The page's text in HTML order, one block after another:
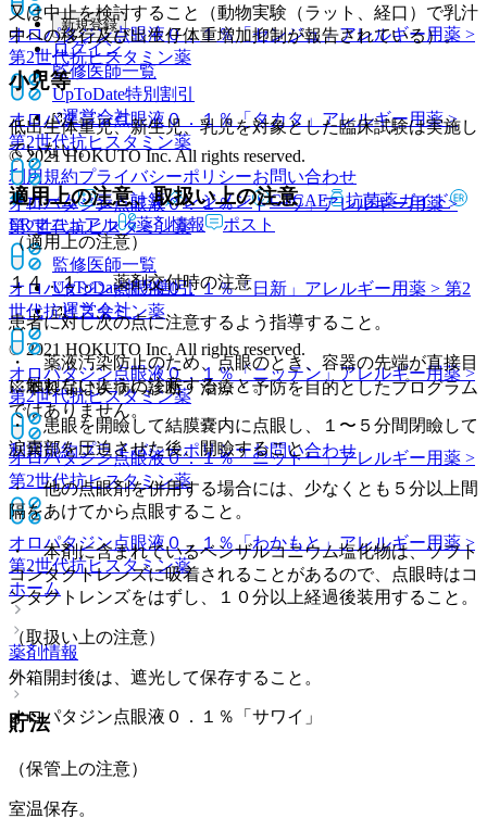
オロパタジン点眼液０．１％「センジュ」アレルギー用薬 >
第2世代抗ヒスタミン薬
オロパタジン点眼液０．１％「タカタ」 アレルギー用薬 >
第2世代抗ヒスタミン薬
オロパタジン点眼液０．１％「トーワ」アレルギー用薬 >
第2世代抗ヒスタミン薬
オロパタジン点眼液０．１％「日新」 アレルギー用薬 > 第2
世代抗ヒスタミン薬
オロパタジン点眼液０．１％「ニッテン」 アレルギー用薬 >
第2世代抗ヒスタミン薬
オロパタジン点眼液０．１％「ニットー」アレルギー用薬 >
第2世代抗ヒスタミン薬
オロパタジン点眼液０．１％「わかもと」 アレルギー用薬 >
第2世代抗ヒスタミン薬
ホーム
薬剤情報
オロパタジン点眼液０．１％「サワイ」
又は中止を検討すること（動物実験（ラット、経口）で乳汁
中への移行及び出生仔体重増加抑制が報告されている）。
小児等
低出生体重児、新生児、乳児を対象とした臨床試験は実施し
ていない。
適用上の注意、取扱い上の注意
（適用上の注意）
１４．１． 薬剤交付時の注意
患者に対し次の点に注意するよう指導すること。
・ 薬液汚染防止のため、点眼のとき、容器の先端が直接目
に触れないように注意すること。
・ 患眼を開瞼して結膜嚢内に点眼し、１〜５分間閉瞼して
涙嚢部を圧迫させた後、開瞼すること。
・ 他の点眼剤を併用する場合には、少なくとも５分以上間
隔をあけてから点眼すること。
・ 本剤に含まれているベンザルコニウム塩化物は、ソフト
コンタクトレンズに吸着されることがあるので、点眼時はコ
ンタクトレンズをはずし、１０分以上経過後装用すること。
（取扱い上の注意）
外箱開封後は、遮光して保存すること。
貯法
（保管上の注意）
室温保存。
新規登録
ログイン
監修医師一覧
UpToDate特別割引
運営会社
© 2021 HOKUTO Inc. All rights reserved.
利用規約プライバシーポリシーお問い合わせ
ホーム
表・計算 レジメン CTCAE
抗菌薬ガイド
ERマニュアル
薬剤情報 ポスト
監修医師一覧
UpToDate特別割引
運営会社
© 2021 HOKUTO Inc. All rights reserved.
※本製品は疾病の診断・治療・予防を目的としたプログラム
ではありません。
利用規約プライバシーポリシーお問い合わせ